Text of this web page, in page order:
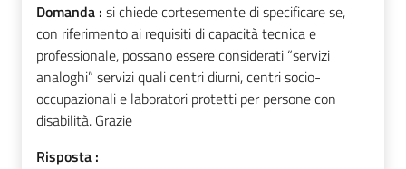
Domanda : si chiede cortesemente di specificare se,
con riferimento ai requisiti di capacità tecnica e
professionale, possano essere considerati “servizi
analoghi” servizi quali centri diurni, centri socio-
occupazionali e laboratori protetti per persone con
disabilità. Grazie
Risposta :